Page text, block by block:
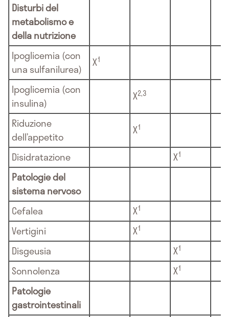
Disturbi del
metabolismo e
della nutrizione
Ipoglicemia (con
una sulfanilurea)
X1
Ipoglicemia (con
insulina)
X2,3
Riduzione
dell’appetito
X1
Disidratazione X1
Patologie del
sistema nervoso
Cefalea
X1
Vertigini X1
Disgeusia X1
Sonnolenza X1
Patologie
gastrointestinali